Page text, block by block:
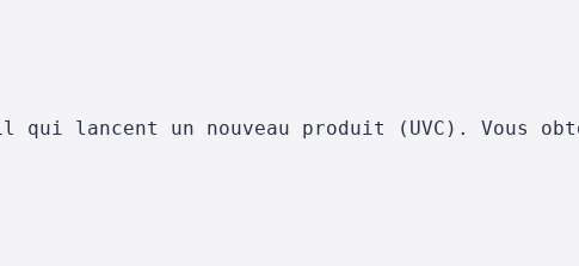
qui lancent un nouveau produit (UVC). Vous